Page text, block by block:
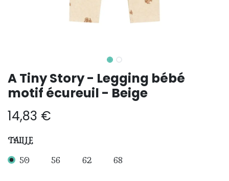
A Tiny Story - Legging bébé
motif écureuil - Beige
14,83 €
TAILLE
50 56 62 68